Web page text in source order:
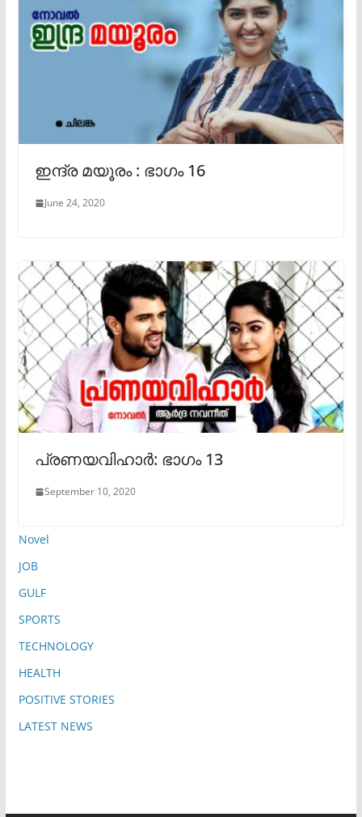
ഇന്ദ്ര മയൂരം : ഭാഗം 16
June 24, 2020
പ്രണയവിഹാർ: ഭാഗം 13
September 10, 2020
Novel
JOB
GULF
SPORTS
TECHNOLOGY
HEALTH
POSITIVE STORIES
LATEST NEWS